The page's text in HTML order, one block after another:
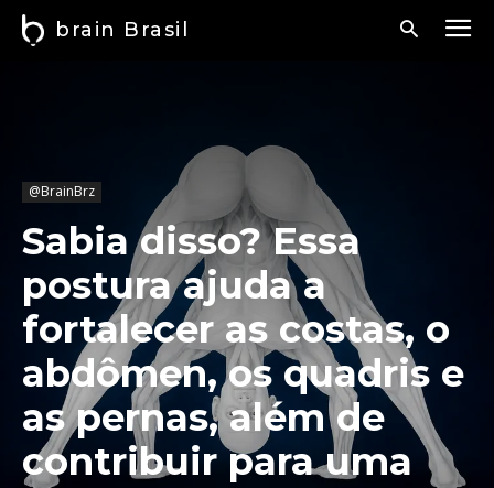
brain Brasil
@BrainBrz
Sabia disso? Essa
postura ajuda a
fortalecer as costas, o
abdômen, os quadris e
as pernas, além de
contribuir para uma